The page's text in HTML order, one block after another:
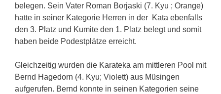
belegen. Sein Vater Roman Borjaski (7. Kyu ; Orange)
hatte in seiner Kategorie Herren in der Kata ebenfalls
den 3. Platz und Kumite den 1. Platz belegt und somit
haben beide Podestplätze erreicht.
Gleichzeitig wurden die Karateka am mittleren Pool mit
Bernd Hagedorn (4. Kyu; Violett) aus Müsingen
aufgerufen. Bernd konnte in seinen Kategorien seine